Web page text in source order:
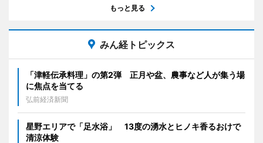
もっと見る
みん経トピックス
「津軽伝承料理」の第2弾 正月や盆、農事など人が集う場
に焦点を当てる
弘前経済新聞
星野エリアで「足水浴」 13度の湧水とヒノキ香るおけで
清涼体験